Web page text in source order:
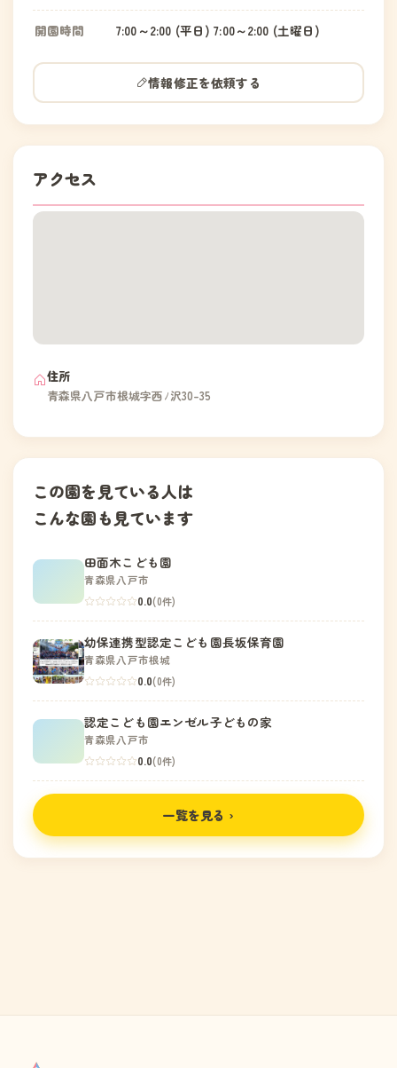
開園時間 7:00～2:00 (平日) 7:00～2:00 (土曜日)
情報修正を依頼する
アクセス
住所
青森県八戸市根城字西ﾉ沢30-35
この園を見ている人は
こんな園も見ています
田面木こども園
青森県八戸市
0.0(0件)
幼保連携型認定こども園長坂保育園
青森県八戸市根城
0.0(0件)
認定こども園エンゼル子どもの家
青森県八戸市
0.0(0件)
一覧を見る ›